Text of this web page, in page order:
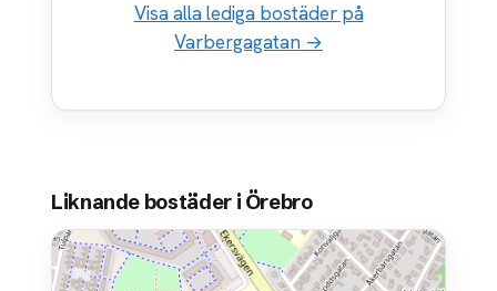
Visa alla lediga bostäder på
Varbergagatan →
Liknande bostäder i Örebro